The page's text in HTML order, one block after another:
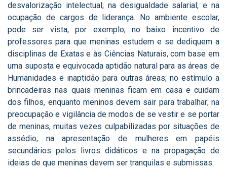
desvalorização intelectual; na desigualdade salarial; e na
ocupação de cargos de liderança. No ambiente escolar,
pode ser vista, por exemplo, no baixo incentivo de
professores para que meninas estudem e se dediquem a
disciplinas de Exatas e às Ciências Naturais, com base em
uma suposta e equivocada aptidão natural para as áreas de
Humanidades e inaptidão para outras áreas; no estímulo a
brincadeiras nas quais meninas ficam em casa e cuidam
dos filhos, enquanto meninos devem sair para trabalhar; na
preocupação e vigilância de modos de se vestir e se portar
de meninas, muitas vezes culpabilizadas por situações de
assédio; na apresentação de mulheres em papéis
secundários pelos livros didáticos e na propagação de
ideias de que meninas devem ser tranquilas e submissas.